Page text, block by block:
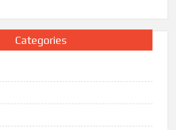
Categories